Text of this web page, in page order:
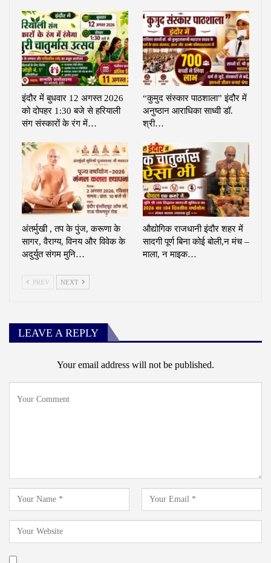
इंदौर में बुधवार 12 अगस्त 2026
को दोपहर 1:30 बजे से हरियाली
संग संस्कारों के रंग में…
“कुमुद संस्कार पाठशाला” इंदौर में
अनुष्ठान आराधिका साध्वी डॉ.
श्री…
अंतर्मुखी , तप के पुंज, करूणा के
सागर, वैराग्य, विनय और विवेक के
अदुर्युत संगम मुनि…
औद्योगिक राजधानी इंदौर शहर में
सादगी पूर्ण बिना कोई बोली,न मंच –
माला, न माइक…
PREV NEXT
LEAVE A REPLY
Your email address will not be published.